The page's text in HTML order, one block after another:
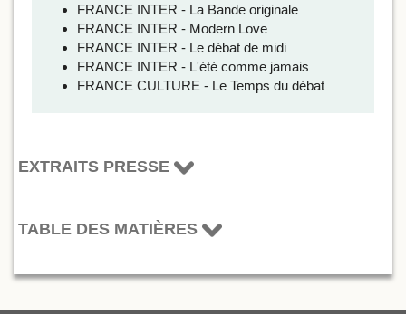
FRANCE INTER - La Bande originale
FRANCE INTER - Modern Love
FRANCE INTER - Le débat de midi
FRANCE INTER - L'été comme jamais
FRANCE CULTURE - Le Temps du débat
EXTRAITS PRESSE
TABLE DES MATIÈRES